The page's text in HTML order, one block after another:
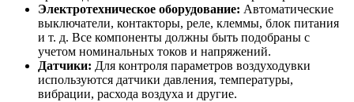
Электротехническое оборудование: Автоматические
выключатели, контакторы, реле, клеммы, блок питания
и т. д. Все компоненты должны быть подобраны с
учетом номинальных токов и напряжений.
Датчики: Для контроля параметров воздуходувки
используются датчики давления, температуры,
вибрации, расхода воздуха и другие.